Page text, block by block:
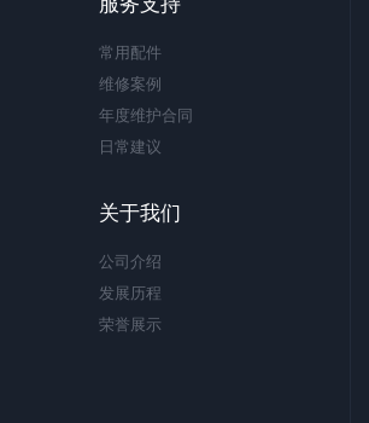
常用配件
维修案例
年度维护合同
日常建议
关于我们
公司介绍
发展历程
荣誉展示